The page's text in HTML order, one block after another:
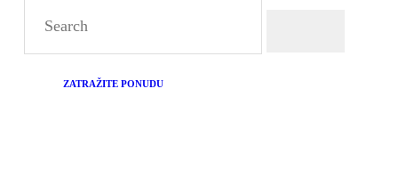
ZATRAŽITE PONUDU
O NAMA
BLOG